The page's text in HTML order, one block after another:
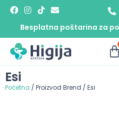
Besplatna poštarina za
Esi
Početna / Proizvod Brend / Esi